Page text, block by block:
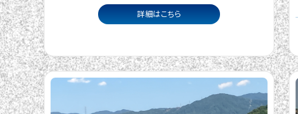
詳細はこちら